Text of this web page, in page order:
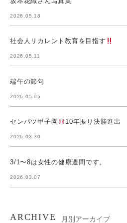
2026.05.18
社会人リカレント教育を目指す
2026.05.11
端午の節句
2026.05.05
センバツ甲子園 10年振り決勝進出
2026.03.30
3/1〜8は女性の健康週間です。
2026.03.07
ARCHIVE 月別アーカイブ